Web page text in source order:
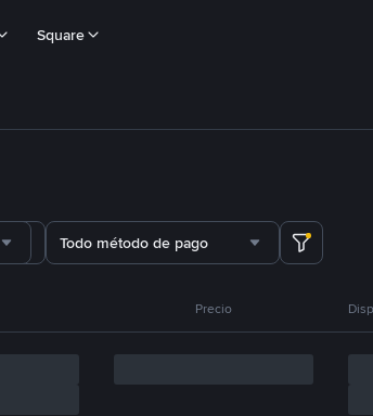
Square
Todo método de pago
Precio